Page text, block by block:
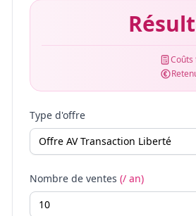
Coûts
Type d'offre
Nombre de ventes (/ an)